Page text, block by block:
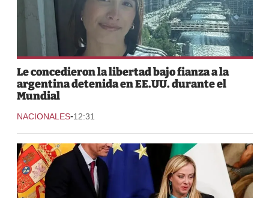
Le concedieron la libertad bajo fianza a la
argentina detenida en EE.UU. durante el
Mundial
NACIONALES-12:31